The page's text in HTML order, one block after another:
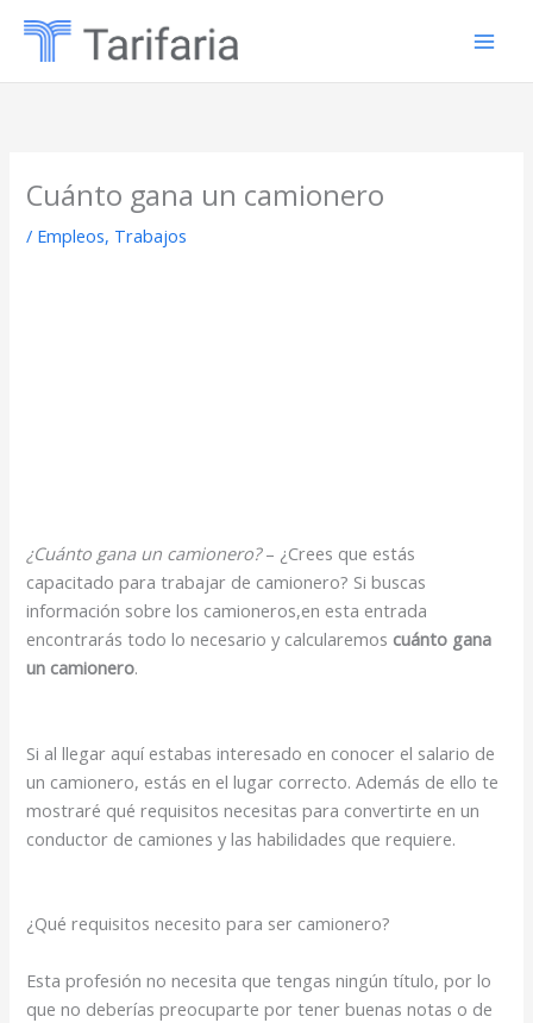
Cuánto gana un camionero
/ Empleos, Trabajos
¿Cuánto gana un camionero?– ¿Crees que estás
capacitado para trabajar de camionero? Si buscas
información sobre los camioneros,en esta entrada
encontrarás todo lo necesario y calcularemos cuánto gana
un camionero.
Si al llegar aquí estabas interesado en conocer el salario de
un camionero, estás en el lugar correcto. Además de ello te
mostraré qué requisitos necesitas para convertirte en un
conductor de camiones y las habilidades que requiere.
¿Qué requisitos necesito para ser camionero?
Esta profesión no necesita que tengas ningún título, por lo
que no deberías preocuparte por tener buenas notas o de